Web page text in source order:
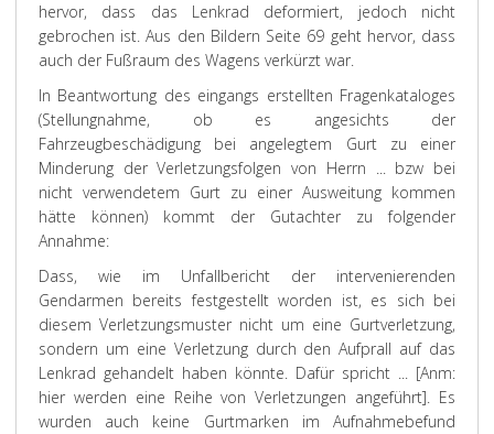
hervor, dass das Lenkrad deformiert, jedoch nicht
gebrochen ist. Aus den Bildern Seite 69 geht hervor, dass
auch der Fußraum des Wagens verkürzt war.
In Beantwortung des eingangs erstellten Fragenkataloges
(Stellungnahme, ob es angesichts der
Fahrzeugbeschädigung bei angelegtem Gurt zu einer
Minderung der Verletzungsfolgen von Herrn ... bzw bei
nicht verwendetem Gurt zu einer Ausweitung kommen
hätte können) kommt der Gutachter zu folgender
Annahme:
Dass, wie im Unfallbericht der intervenierenden
Gendarmen bereits festgestellt worden ist, es sich bei
diesem Verletzungsmuster nicht um eine Gurtverletzung,
sondern um eine Verletzung durch den Aufprall auf das
Lenkrad gehandelt haben könnte. Dafür spricht ... [Anm:
hier werden eine Reihe von Verletzungen angeführt]. Es
wurden auch keine Gurtmarken im Aufnahmebefund